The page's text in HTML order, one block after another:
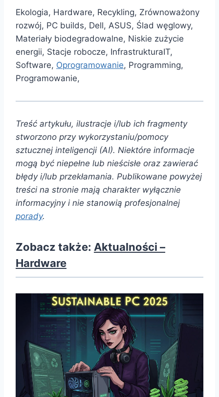
Ekologia, Hardware, Recykling, Zrównoważony
rozwój, PC builds, Dell, ASUS, Ślad węglowy,
Materiały biodegradowalne, Niskie zużycie
energii, Stacje robocze, InfrastrukturaIT,
Software, Oprogramowanie, Programming,
Programowanie,
Treść artykułu, ilustracje i/lub ich fragmenty
stworzono przy wykorzystaniu/pomocy
sztucznej inteligencji (AI). Niektóre informacje
mogą być niepełne lub nieścisłe oraz zawierać
błędy i/lub przekłamania. Publikowane powyżej
treści na stronie mają charakter wyłącznie
informacyjny i nie stanowią profesjonalnej
porady.
Zobacz także: Aktualności –
Hardware